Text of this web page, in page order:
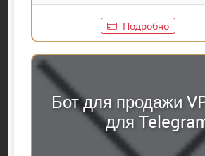
Подробно
Бот для продажи
для